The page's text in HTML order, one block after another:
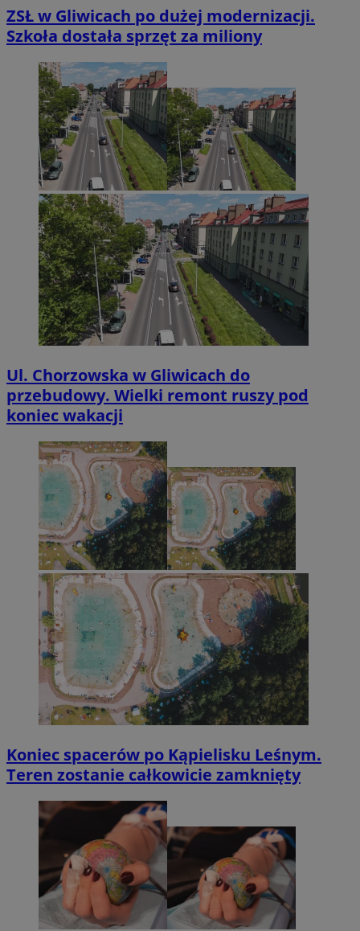
ZSŁ w Gliwicach po dużej modernizacji.
Szkoła dostała sprzęt za miliony
Ul. Chorzowska w Gliwicach do
przebudowy. Wielki remont ruszy pod
koniec wakacji
Koniec spacerów po Kąpielisku Leśnym.
Teren zostanie całkowicie zamknięty